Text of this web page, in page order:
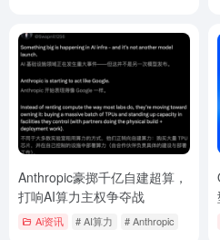
Anthropic豪掷千亿自建超算，
打响AI算力主权争夺战
Ai资讯 # AI算力 # Anthropic